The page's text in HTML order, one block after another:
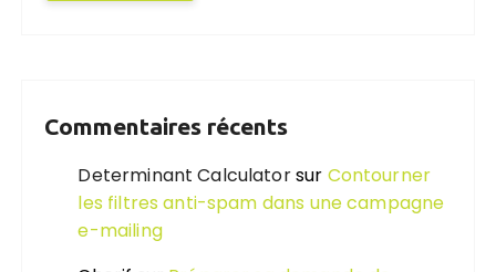
Commentaires récents
Determinant Calculatorsur Contourner
les filtres anti-spam dans une campagne
e-mailing